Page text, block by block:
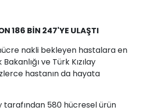
186 BİN 247'YE ULAŞTI
nakli bekleyen hastalara en
ve Türk Kızılay
hastanın da hayata
tarafından 580 hücresel ürün